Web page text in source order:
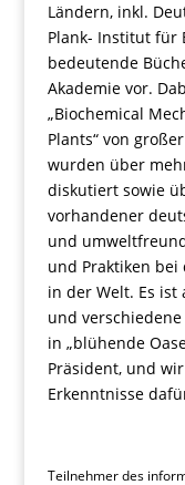
Ländern, inkl.
Plank- Institut für
bedeutende
Akademie vor.
„Biochemical
Plants“ von
wurden über
diskutiert sowie
vorhandener
und
und Praktiken
in der Welt. Es ist
und
in „blühende
Präsident, und
Erkenntnisse
Teilnehmer des